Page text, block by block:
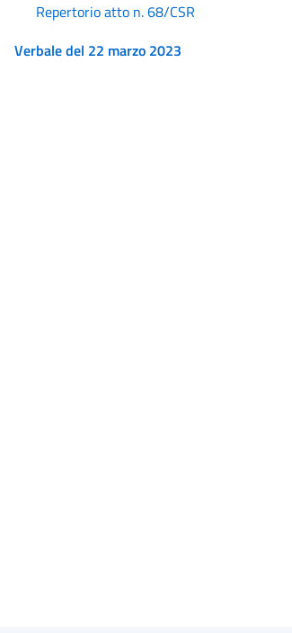
Repertorio atto n. 68/CSR
Verbale del 22 marzo 2023